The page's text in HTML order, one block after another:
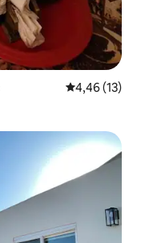
4,46 de uma
4,46 (13)